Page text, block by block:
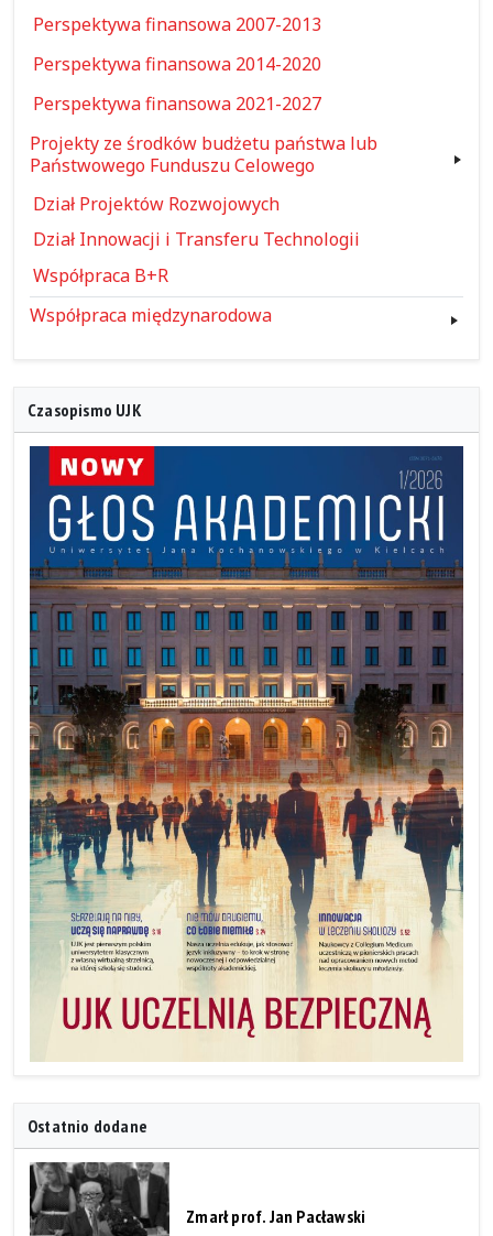
Perspektywa finansowa 2007-2013
Perspektywa finansowa 2014-2020
Perspektywa finansowa 2021-2027
Projekty ze środków budżetu państwa lub
Państwowego Funduszu Celowego
Dział Projektów Rozwojowych
Dział Innowacji i Transferu Technologii
Współpraca B+R
Współpraca międzynarodowa
Czasopismo UJK
Ostatnio dodane
Zmarł prof. Jan Pacławski